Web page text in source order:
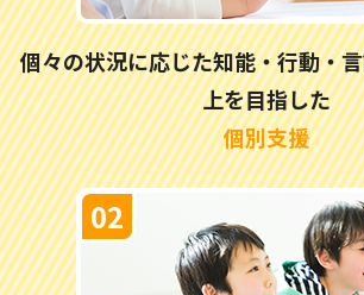
個々の状況に応じた知能・行動・
上を目指した
個別支援